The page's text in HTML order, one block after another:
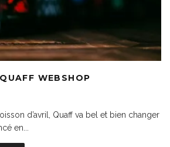
WEBSHOP
d’avril, Quaff va bel et bien changer
en...